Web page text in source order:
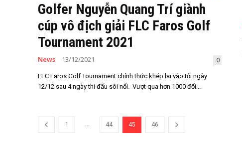
Golfer Nguyễn Quang Trí giành
cúp vô địch giải FLC Faros Golf
Tournament 2021
News 13/12/2021 0
FLC Faros Golf Tournament chính thức khép lại vào tối ngày
12/12 sau 4 ngày thi đấu sôi nổi. Vượt qua hơn 1000 đối...
1 44 45 46